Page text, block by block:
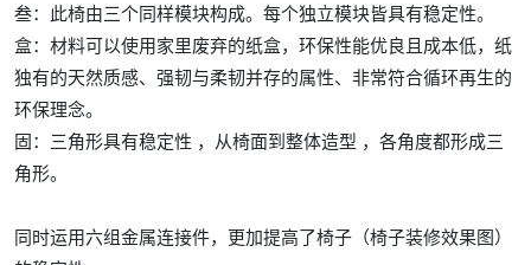
叁：此椅由三个同样模块构成。每个独立模块皆具有稳定性。
盒：材料可以使用家里废弃的纸盒，环保性能优良且成本低，纸
独有的天然质感、强韧与柔韧并存的属性、非常符合循环再生的
环保理念。
固：三角形具有稳定性 ，从椅面到整体造型 ，各角度都形成三
角形。
同时运用六组金属连接件，更加提高了椅子（椅子装修效果图）